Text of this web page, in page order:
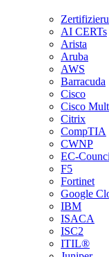
AI CERTs
Arista
Aruba
AWS
Barracuda
Cisco
Cisco
Citrix
CompTIA
CWNP
EC-
F5
Fortinet
Google
IBM
ISACA
ISC2
ITIL®